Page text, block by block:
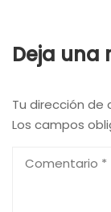
Deja una
Tu dirección de
Los campos